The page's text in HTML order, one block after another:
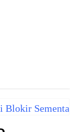
Blokir